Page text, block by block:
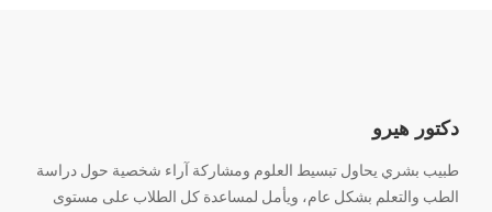
دكتور هيرو
طبيب بشري يحاول تبسيط العلوم ومشاركة آراء شخصية حول دراسة
الطب والتعلم بشكل عام، ويأمل لمساعدة كل الطلاب على مستوى